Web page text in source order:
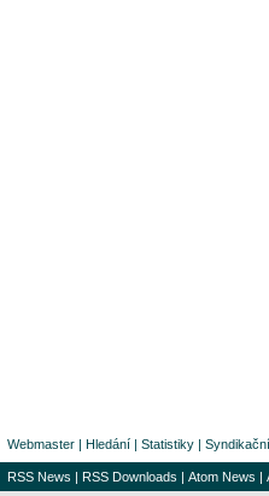
Webmaster | Hledání | Statistiky |
RSS News | RSS Downloads | Atom News |